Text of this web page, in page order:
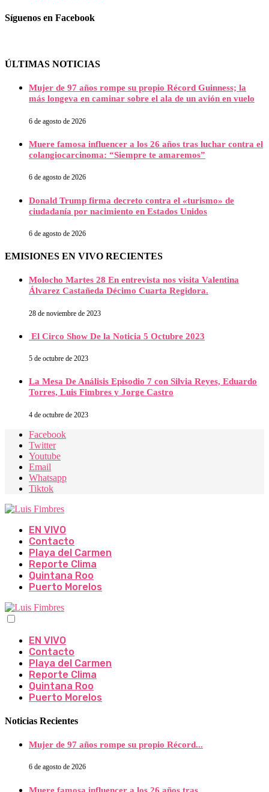
Síguenos en Facebook
ÚLTIMAS NOTICIAS
Mujer de 97 años rompe su propio Récord Guinness; la
más longeva en caminar sobre el ala de un avión en vuelo
6 de agosto de 2026
Muere famosa influencer a los 26 años tras luchar contra el
colangiocarcinoma: “Siempre te amaremos”
6 de agosto de 2026
Donald Trump firma decreto contra el «turismo» de
ciudadanía por nacimiento en Estados Unidos
6 de agosto de 2026
EMISIONES EN VIVO RECIENTES
Molocho Martes 28 En entrevista nos visita Valentina
Álvarez Castañeda Décimo Cuarta Regidora.
28 de noviembre de 2023
El Circo Show De la Noticia 5 Octubre 2023
5 de octubre de 2023
La Mesa De Análisis Episodio 7 con Silvia Reyes, Eduardo
Torres, Luis Fimbres y Jorge Castro
4 de octubre de 2023
Facebook
Twitter
Youtube
Email
Whatsapp
Tiktok
EN VIVO
Contacto
Playa del Carmen
Reporte Clima
Quintana Roo
Puerto Morelos
EN VIVO
Contacto
Playa del Carmen
Reporte Clima
Quintana Roo
Puerto Morelos
Noticias Recientes
Mujer de 97 años rompe su propio Récord...
6 de agosto de 2026
Muere famosa influencer a los 26 años tras...